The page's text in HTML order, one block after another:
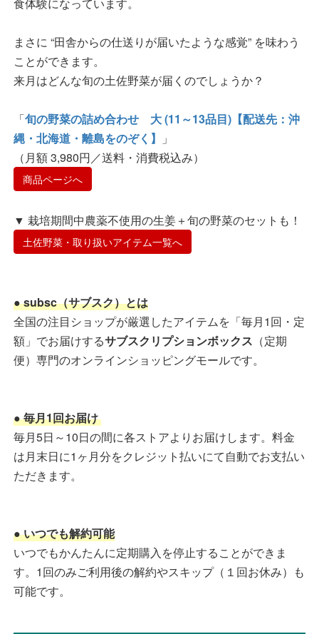
まさに “田舎からの仕送りが届いたような感覚” を味わう
ことができます。
来月はどんな旬の土佐野菜が届くのでしょうか？
「旬の野菜の詰め合わせ 大 (11～13品目)【配送先：沖
縄・北海道・離島をのぞく】
」
（月額 3,980円／送料・消費税込み）
商品ページへ
▼ 栽培期間中農薬不使用の生姜＋旬の野菜のセットも！
土佐野菜・取り扱いアイテム一覧へ
● subsc（サブスク）とは
全国の注目ショップが厳選したアイテムを「毎月1回・定
額」でお届けするサブスクリプションボックス （定期
便）専門のオンラインショッピングモールです。
● 毎月1回お届け
毎月5日～10日の間に各ストアよりお届けします。料金
は月末日に1ヶ月分をクレジット払いにて自動でお支払い
ただきます。
● いつでも解約可能
いつでもかんたんに定期購入を停止することができま
す。1回のみご利用後の解約やスキップ（１回お休み）も
可能です。